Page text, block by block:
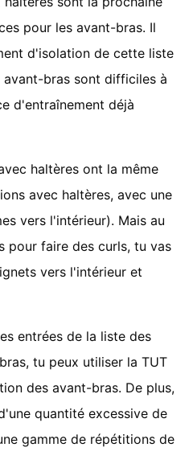
pour les avant-bras. Il
d'isolation de cette liste
bras sont difficiles à
d'entraînement déjà
haltères ont la même
avec haltères, avec une
vers l'intérieur). Mais au
pour faire des curls, tu vas
vers l'intérieur et
entrées de la liste des
tu peux utiliser la TUT
des avant-bras. De plus,
quantité excessive de
gamme de répétitions de